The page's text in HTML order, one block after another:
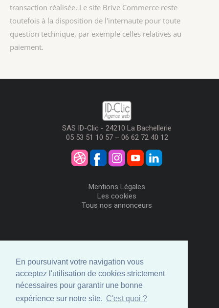
En poursuivant votre navigation vous
acceptez l'utilisation de cookies strictement
nécessaires pour garantir une bonne
expérience sur notre site. C'est quoi ?
transaction réalisée. Le site Brive Commerce reste
toutefois à la disposition de l'internaute pour toute
question technique, par exemple celles relatives au
paiement.
SAS ID-Clic - 24210 La Bachellerie
05 53 51 10 57 – 06 62 72 40 12
Mentions Légales
Les cookies
Tous nos annonceurs
Me Connecter
Créer mon Compte
Annonceurs
Comment ça marche